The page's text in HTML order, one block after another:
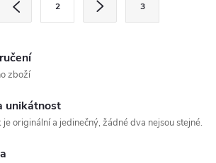
2 3
zboží
unikátnost
originální a jedinečný, žádné dva nejsou stejné.